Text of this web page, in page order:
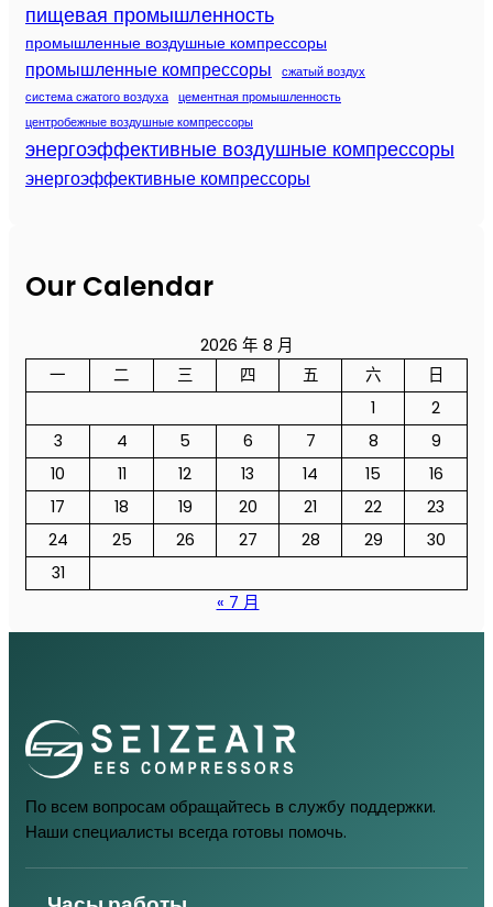
пищевая промышленность
промышленные воздушные компрессоры
промышленные компрессоры
сжатый воздух
система сжатого воздуха цементная промышленность
центробежные воздушные компрессоры
энергоэффективные воздушные компрессоры
энергоэффективные компрессоры
Our Calendar
2026 年 8 月
一
二 三 四 五 六
日
1
2
3
4 5 6 7 8
9
10
11 12 13 14 15
16
17
18 19 20 21 22
23
24
25 26 27 28 29
30
31
« 7 月
По всем вопросам обращайтесь в службу поддержки.
Наши специалисты всегда готовы помочь.